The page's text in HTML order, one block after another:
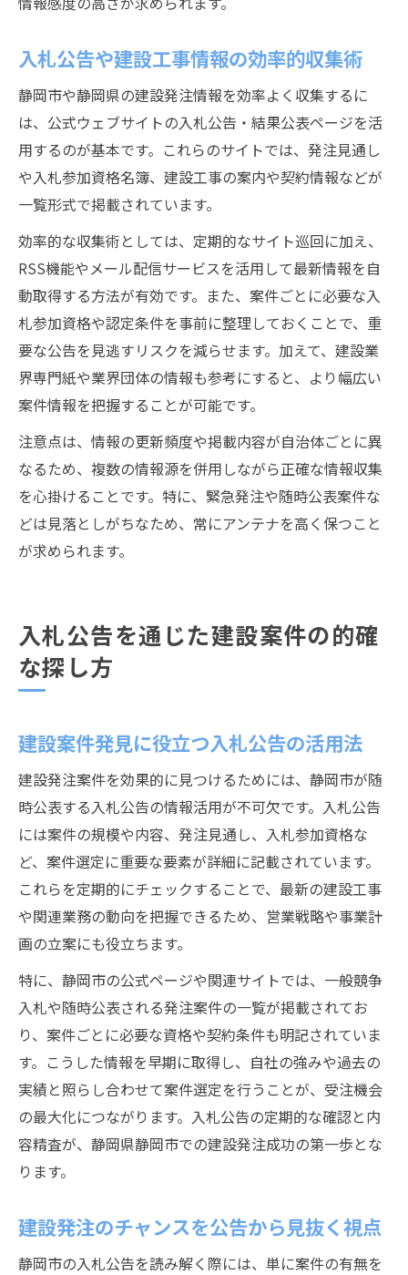
入札公告や建設工事情報の効率的収集術
静岡市や静岡県の建設発注情報を効率よく収集するに
は、公式ウェブサイトの入札公告・結果公表ページを活
用するのが基本です。これらのサイトでは、発注見通し
や入札参加資格名簿、建設工事の案内や契約情報などが
一覧形式で掲載されています。
効率的な収集術としては、定期的なサイト巡回に加え、
RSS機能やメール配信サービスを活用して最新情報を自
動取得する方法が有効です。また、案件ごとに必要な入
札参加資格や認定条件を事前に整理しておくことで、重
要な公告を見逃すリスクを減らせます。加えて、建設業
界専門紙や業界団体の情報も参考にすると、より幅広い
案件情報を把握することが可能です。
注意点は、情報の更新頻度や掲載内容が自治体ごとに異
なるため、複数の情報源を併用しながら正確な情報収集
を心掛けることです。特に、緊急発注や随時公表案件な
どは見落としがちなため、常にアンテナを高く保つこと
が求められます。
入札公告を通じた建設案件の的確
な探し方
建設案件発見に役立つ入札公告の活用法
建設発注案件を効果的に見つけるためには、静岡市が随
時公表する入札公告の情報活用が不可欠です。入札公告
には案件の規模や内容、発注見通し、入札参加資格な
ど、案件選定に重要な要素が詳細に記載されています。
これらを定期的にチェックすることで、最新の建設工事
や関連業務の動向を把握できるため、営業戦略や事業計
画の立案にも役立ちます。
特に、静岡市の公式ページや関連サイトでは、一般競争
入札や随時公表される発注案件の一覧が掲載されてお
り、案件ごとに必要な資格や契約条件も明記されていま
す。こうした情報を早期に取得し、自社の強みや過去の
実績と照らし合わせて案件選定を行うことが、受注機会
の最大化につながります。入札公告の定期的な確認と内
容精査が、静岡県静岡市での建設発注成功の第一歩とな
ります。
建設発注のチャンスを公告から見抜く視点
静岡市の入札公告を読み解く際には、単に案件の有無を